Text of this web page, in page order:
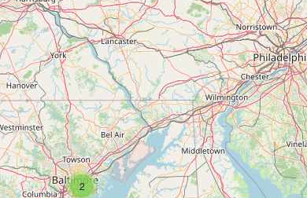
них транслируют изображение вместе со звуком.
располагаются в верхней части списка
точное местоположение всех веб-камер на
2